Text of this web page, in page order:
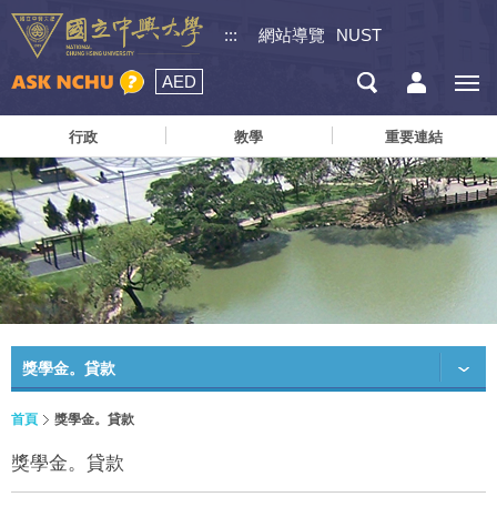
::: 網站導覽 NUST
AED
行政 教學 重要連結
獎學金。貸款
首頁 獎學金。貸款
獎學金。貸款